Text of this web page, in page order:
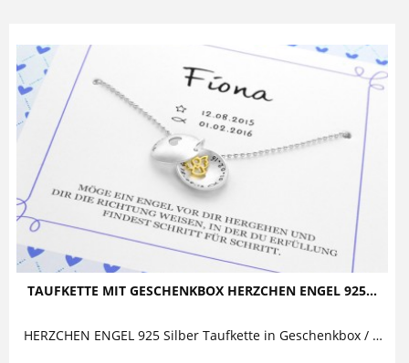
TAUFKETTE MIT GESCHENKBOX HERZCHEN ENGEL 925...
HERZCHEN ENGEL 925 Silber Taufkette in Geschenkbox / Geschenkkarton Diese zauberhafte Taufkette mit Gravur besteht aus einem...